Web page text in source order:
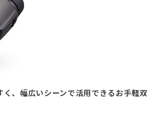
、幅広いシーンで活用できるお手軽双